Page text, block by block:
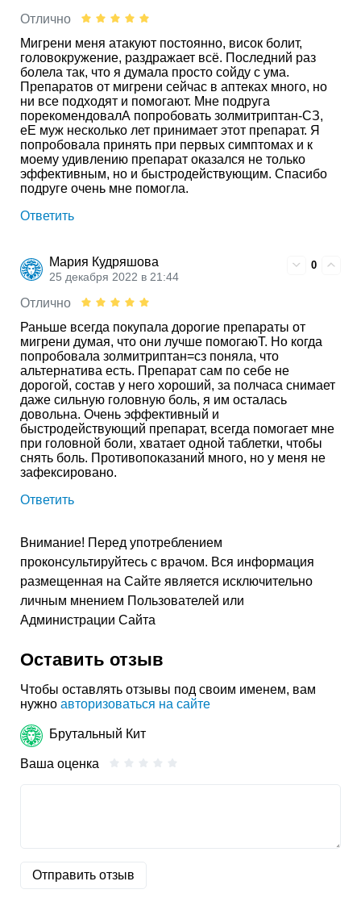
Отлично
Мигрени меня атакуют постоянно, висок болит,
головокружение, раздражает всё. Последний раз
болела так, что я думала просто сойду с ума.
Препаратов от мигрени сейчас в аптеках много, но
ни все подходят и помогают. Мне подруга
порекомендовалА попробовать золмитриптан-СЗ,
еЕ муж несколько лет принимает этот препарат. Я
попробовала принять при первых симптомах и к
моему удивлению препарат оказался не только
эффективным, но и быстродействующим. Спасибо
подруге очень мне помогла.
Ответить
Мария Кудряшова
25 декабря 2022 в 21:44
0
Отлично
Раньше всегда покупала дорогие препараты от
мигрени думая, что они лучше помогаюТ. Но когда
попробовала золмитриптан=сз поняла, что
альтернатива есть. Препарат сам по себе не
дорогой, состав у него хороший, за полчаса снимает
даже сильную головную боль, я им осталась
довольна. Очень эффективный и
быстродействующий препарат, всегда помогает мне
при головной боли, хватает одной таблетки, чтобы
снять боль. Противопоказаний много, но у меня не
зафексировано.
Ответить
Внимание! Перед употреблением
проконсультируйтесь с врачом. Вся информация
размещенная на Сайте является исключительно
личным мнением Пользователей или
Администрации Сайта
Оставить отзыв
Чтобы оставлять отзывы под своим именем, вам
нужно авторизоваться на сайте
Брутальный Кит
Ваша оценка
Отправить отзыв